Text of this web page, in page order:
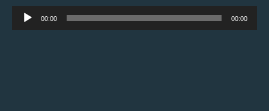
áudio
Tocador
de
00:00 00:00